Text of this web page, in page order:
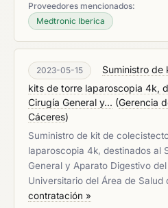
Proveedores mencionados:
Medtronic Iberica
2023-05-15
Suministro
kits de torre laparoscopia 4k,
Cirugía General y... (Gerencia
Cáceres)
Suministro de kit de
laparoscopia 4k, destinados al
General y Aparato Digestivo
Universitario del Área de Salud
contratación »